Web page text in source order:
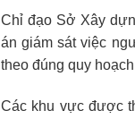
Chỉ đạo Sở Xây
án giám sát việc
theo đúng quy
Các khu vực được